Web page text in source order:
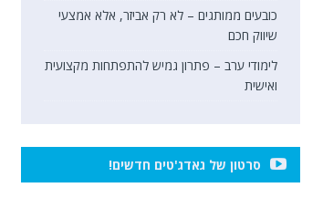
כובעים ממותגים – לא רק אביזר, אלא אמצעי
שיווק חכם
לימודי ערב – פתרון גמיש להתפתחות מקצועית
ואישית
סרטון של גאדג'טים חדשים!